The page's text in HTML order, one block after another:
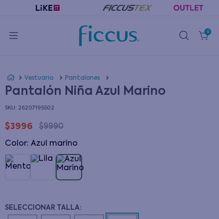
0
Vestuario Pantalones
Pantalón Niña Azul Marino
: 26207195502
$3996 $9990
Color: azul marino